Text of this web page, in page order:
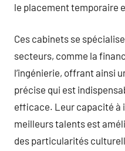
le placement temporaire
Ces cabinets se
secteurs, comme la
l’ingénierie, offrant ainsi
précise qui est
efficace. Leur capacité
meilleurs talents est
des particularités